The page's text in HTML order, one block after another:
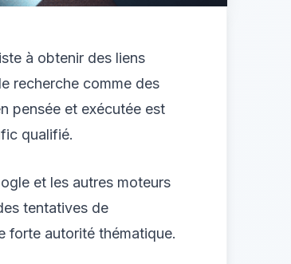
à obtenir des liens
recherche comme des
pensée et exécutée est
qualifié.
et les autres moteurs
tentatives de
forte autorité thématique.